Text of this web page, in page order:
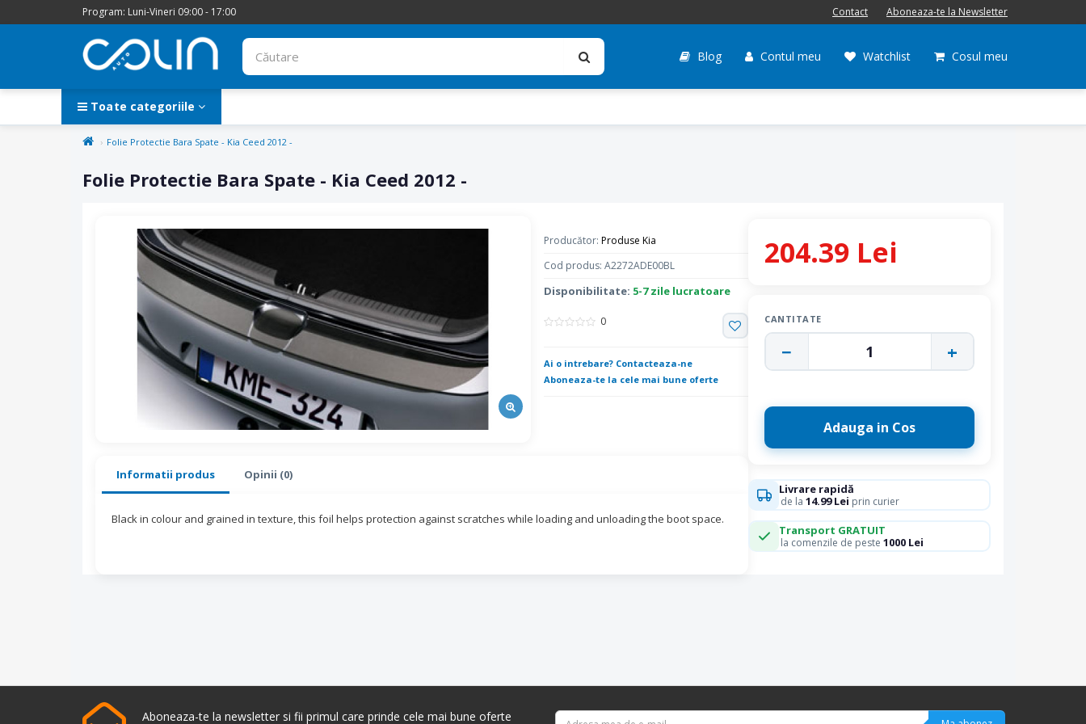
Program: Luni-Vineri 09:00 - 17:00 Contact Aboneaza-te la Newsletter
Blog Contul meu Watchlist Cosul meu
Toate categoriile
Folie Protectie Bara Spate - Kia Ceed 2012 -
Folie Protectie Bara Spate - Kia Ceed 2012 -
Producător: Produse Kia
Cod produs: A2272ADE00BL
Disponibilitate: 5-7 zile lucratoare
0
Ai o intrebare? Contacteaza-ne
Aboneaza-te la cele mai bune oferte
Informatii produs Opinii (0)
Black in colour and grained in texture, this foil helps protection against scratches while loading and unloading the boot space.
204.39 Lei
CANTITATE
− 1 +
Adauga in Cos
Livrare rapidă
de la 14.99 Lei prin curier
Transport GRATUIT
la comenzile de peste 1000 Lei
Aboneaza-te la newsletter si fii primul care prinde cele mai bune oferte